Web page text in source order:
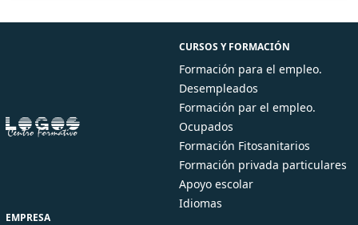
CURSOS Y FORMACIÓN
Formación para el empleo.
Desempleados
Formación par el empleo.
Ocupados
Formación Fitosanitarios
Formación privada particulares
Apoyo escolar
Idiomas
EMPRESA